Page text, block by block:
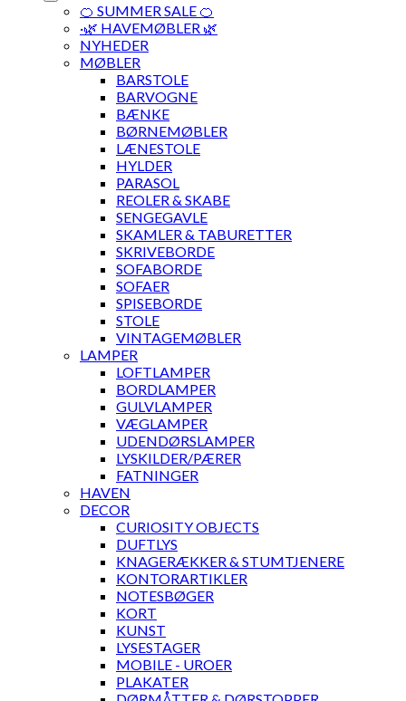
🍊 SUMMER SALE 🍊
·🌿 HAVEMØBLER 🌿
NYHEDER
MØBLER
BARSTOLE
BARVOGNE
BÆNKE
BØRNEMØBLER
LÆNESTOLE
HYLDER
PARASOL
REOLER & SKABE
SENGEGAVLE
SKAMLER & TABURETTER
SKRIVEBORDE
SOFABORDE
SOFAER
SPISEBORDE
STOLE
VINTAGEMØBLER
LAMPER
LOFTLAMPER
BORDLAMPER
GULVLAMPER
VÆGLAMPER
UDENDØRSLAMPER
LYSKILDER/PÆRER
FATNINGER
HAVEN
DECOR
CURIOSITY OBJECTS
DUFTLYS
KNAGERÆKKER & STUMTJENERE
KONTORARTIKLER
NOTESBØGER
KORT
KUNST
LYSESTAGER
MOBILE - UROER
PLAKATER